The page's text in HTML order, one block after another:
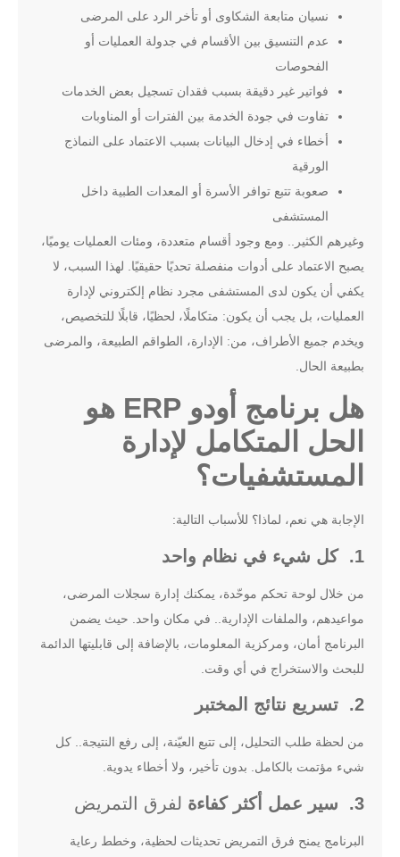
نسيان متابعة الشكاوى أو تأخر الرد على المرضى
عدم التنسيق بين الأقسام في جدولة العمليات أو
الفحوصات
فواتير غير دقيقة بسبب فقدان تسجيل بعض الخدمات
تفاوت في جودة الخدمة بين الفترات أو المناوبات
أخطاء في إدخال البيانات بسبب الاعتماد على النماذج
الورقية
صعوبة تتبع توافر الأسرة أو المعدات الطبية داخل
المستشفى
وغيرهم الكثير.. ومع وجود أقسام متعددة، ومئات العمليات يوميًا،
يصبح الاعتماد على أدوات منفصلة تحديًا حقيقيًا. لهذا السبب، لا
يكفي أن يكون لدى المستشفى مجرد نظام إلكتروني لإدارة
العمليات، بل يجب أن يكون: متكاملًا، لحظيًا، قابلًا للتخصيص،
ويخدم جميع الأطراف، من: الإدارة، الطواقم الطبيعة، والمرضى
بطبيعة الحال.
هل برنامج أودو ERP هو
الحل المتكامل لإدارة
المستشفيات؟
الإجابة هي نعم، لماذا؟ للأسباب التالية:
1. كل شيء في نظام واحد
من خلال لوحة تحكم موحّدة، يمكنك إدارة سجلات المرضى،
مواعيدهم، والملفات الإدارية.. في مكان واحد. حيث يضمن
البرنامج أمان، ومركزية المعلومات، بالإضافة إلى قابليتها الدائمة
للبحث والاستخراج في أي وقت.
2. تسريع نتائج المختبر
من لحظة طلب التحليل، إلى تتبع العيّنة، إلى رفع النتيجة.. كل
شيء مؤتمت بالكامل. بدون تأخير، ولا أخطاء يدوية.
3. سير عمل أكثر كفاءة لفرق التمريض
البرنامج يمنح فرق التمريض تحديثات لحظية، وخطط رعاية